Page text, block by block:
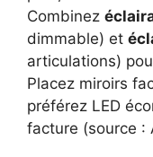
Combinez
dimmable) et
articulations)
Placez miroirs
préférez LED
facture (source :